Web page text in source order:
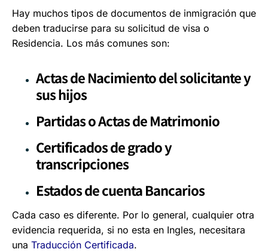
Hay muchos tipos de documentos de inmigración que
deben traducirse para su solicitud de visa o
Residencia. Los más comunes son:
Actas de Nacimiento del solicitante y
sus hijos
Partidas o Actas de Matrimonio
Certificados de grado y
transcripciones
Estados de cuenta Bancarios
Cada caso es diferente. Por lo general, cualquier otra
evidencia requerida, si no esta en Ingles, necesitara
una Traducción Certificada.